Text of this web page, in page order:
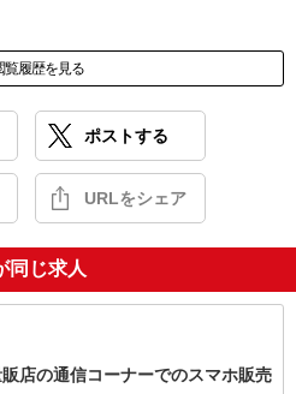
覧履歴を見る
ポストする
URLをシェア
同じ求人
店の通信コーナーでのスマホ販売